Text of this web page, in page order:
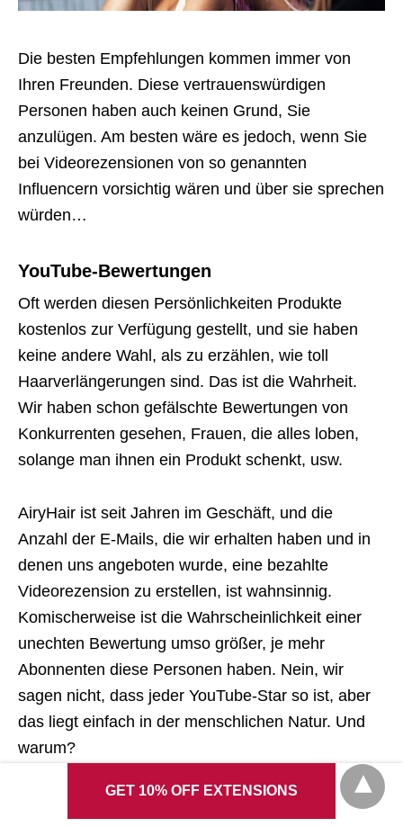
Die besten Empfehlungen kommen immer von
Ihren Freunden. Diese vertrauenswürdigen
Personen haben auch keinen Grund, Sie
anzulügen. Am besten wäre es jedoch, wenn Sie
bei Videorezensionen von so genannten
Influencern vorsichtig wären und über sie sprechen
würden…
YouTube-Bewertungen
Oft werden diesen Persönlichkeiten Produkte
kostenlos zur Verfügung gestellt, und sie haben
keine andere Wahl, als zu erzählen, wie toll
Haarverlängerungen sind. Das ist die Wahrheit.
Wir haben schon gefälschte Bewertungen von
Konkurrenten gesehen, Frauen, die alles loben,
solange man ihnen ein Produkt schenkt, usw.
AiryHair ist seit Jahren im Geschäft, und die
Anzahl der E-Mails, die wir erhalten haben und in
denen uns angeboten wurde, eine bezahlte
Videorezension zu erstellen, ist wahnsinnig.
Komischerweise ist die Wahrscheinlichkeit einer
unechten Bewertung umso größer, je mehr
Abonnenten diese Personen haben. Nein, wir
sagen nicht, dass jeder YouTube-Star so ist, aber
das liegt einfach in der menschlichen Natur. Und
warum?
Wenn Sie ein Unternehmen wären, würden Sie
GET 10% OFF EXTENSIONS